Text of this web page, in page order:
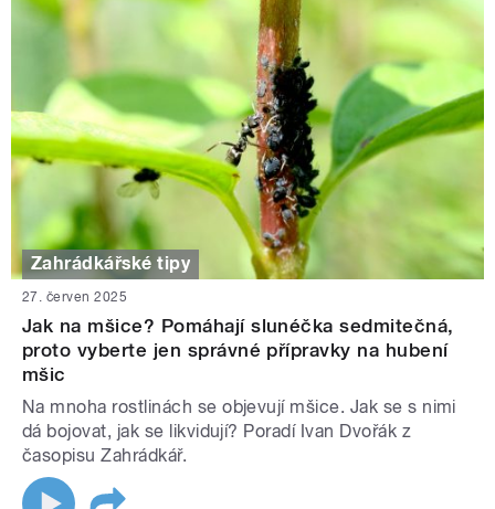
Zahrádkářské tipy
27. červen 2025
Jak na mšice? Pomáhají slunéčka sedmitečná,
proto vyberte jen správné přípravky na hubení
mšic
Na mnoha rostlinách se objevují mšice. Jak se s nimi
dá bojovat, jak se likvidují? Poradí Ivan Dvořák z
časopisu Zahrádkář.